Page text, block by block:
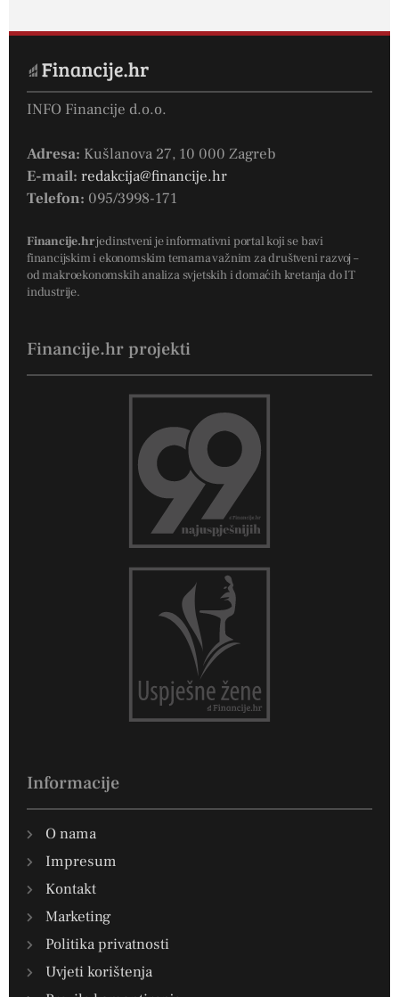
INFO Financije d.o.o.
Adresa: Kušlanova 27, 10 000 Zagreb
E-mail: redakcija@financije.hr
Telefon: 095/3998-171
Financije.hrjedinstveni je informativni portal koji se bavi
financijskim i ekonomskim temama važnim za društveni razvoj –
od makroekonomskih analiza svjetskih i domaćih kretanja do IT
industrije.
Financije.hr projekti
Informacije
O nama
Impresum
Kontakt
Marketing
Politika privatnosti
Uvjeti korištenja